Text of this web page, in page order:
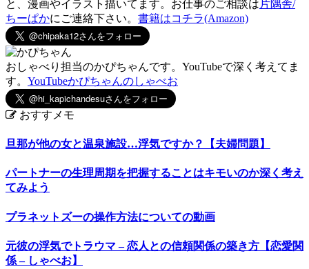
と、漫画やイラスト描いてます。お仕事のご相談は 片隅舎/
ちーぱかにご連絡下さい。 書籍はコチラ(Amazon)
おしゃべり担当のかぴちゃんです。YouTubeで深く考えてま
す。 YouTubeかぴちゃんのしゃべお
おすすメモ
旦那が他の女と温泉施設…浮気ですか？【夫婦問題】
パートナーの生理周期を把握することはキモいのか深く考え
てみよう
プラネットズーの操作方法についての動画
元彼の浮気でトラウマ – 恋人との信頼関係の築き方【恋愛関
係 – しゃべお】